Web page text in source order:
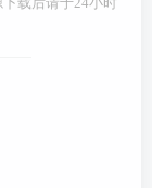
载后请于24小时